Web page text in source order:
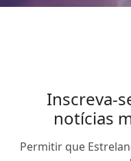
Inscreva-
notícias
Permitir que